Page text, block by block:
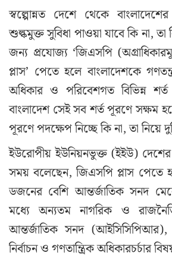
স্বল্পোন্নত দেশে থেকে
শুল্কমুক্ত সুবিধা পাওয়া যাবে কি না,
জন্য প্রযোজ্য ‘জিএসপি
প্লাস’ পেতে হলে বাংলাদেশকে
অধিকার ও পরিবেশগত বিভিন্ন
বাংলাদেশ সেই সব শর্ত পূরণে সক্ষম
পূরণে পদক্ষেপ নিচ্ছে কি না, তা নিয়ে
ইউরোপীয় ইউনিয়নভুক্ত (ইইউ) দেশের
সময় বলেছেন, জিএসপি প্লাস পেতে
ডজনের বেশি আন্তর্জাতিক সনদ
মধ্যে অন্যতম নাগরিক ও
আন্তর্জাতিক সনদ (আইসিসিপিআর),
নির্বাচন ও গণতান্ত্রিক অধিকারচর্চার